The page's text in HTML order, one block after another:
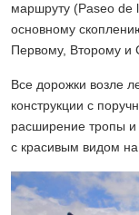
маршруту (Paseo de
основному
Первому, Второму и
Все дорожки возле
конструкции с
расширение тропы и
с красивым видом на